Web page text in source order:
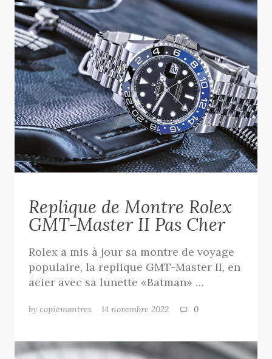
Replique de Montre Rolex
GMT-Master II Pas Cher
Rolex a mis à jour sa montre de voyage
populaire, la replique GMT-Master II, en
acier avec sa lunette «Batman» …
by copiemontres 14 novembre 2022 0